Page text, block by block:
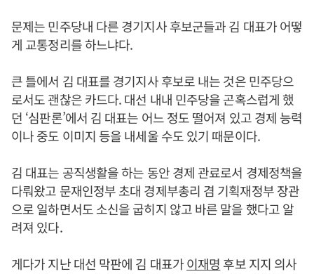
문제는 민주당내 다른 경기지사 후보군들과 김 대표가 어떻
게 교통정리를 하느냐다.
큰 틀에서 김 대표를 경기지사 후보로 내는 것은 민주당으
로서도 괜찮은 카드다. 대선 내내 민주당을 곤혹스럽게 했
던 ‘심판론’에서 김 대표는 어느 정도 떨어져 있고 경제 능력
이나 중도 이미지 등을 내세울 수도 있기 때문이다.
김 대표는 공직생활을 하는 동안 경제 관료로서 경제정책을
다뤄왔고 문재인정부 초대 경제부총리 겸 기획재정부 장관
으로 일하면서도 소신을 굽히지 않고 바른 말을 했다고 알
려져 있다.
게다가 지난 대선 막판에 김 대표가이재명 후보 지지 의사